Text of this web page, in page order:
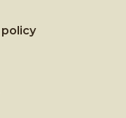
policy